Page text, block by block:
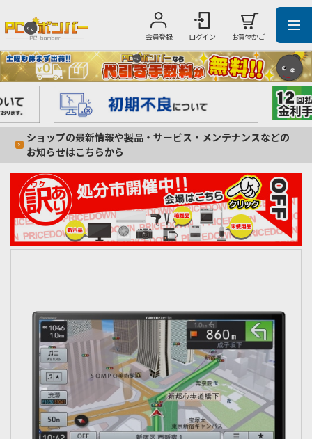
会員登録 ログイン お買物かご
ショップの最新情報や製品・サービス・メンテナンスなどの
お知らせはこちらから